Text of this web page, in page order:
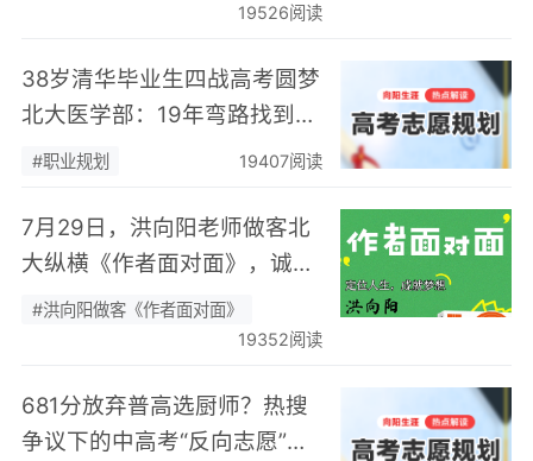
19526阅读
38岁清华毕业生四战高考圆梦
北大医学部：19年弯路找到终
身热爱，可幸又可惜！
#职业规划 19407阅读
7月29日，洪向阳老师做客北
大纵横《作者面对面》，诚邀
您现场相聚！
#洪向阳做客《作者面对面》
19352阅读
681分放弃普高选厨师？热搜
争议下的中高考“反向志愿”